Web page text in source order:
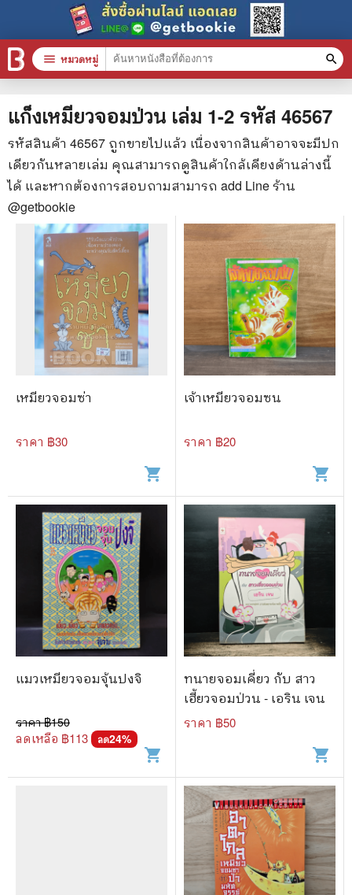
แก็งเหมียวจอมป่วน เล่ม 1-2 รหัส 46567
รหัสสินค้า 46567 ถูกขายไปแล้ว เนื่องจากสินค้าอาจจะมีปก
เดียวกันหลายเล่ม คุณสามารถดูสินค้าใกล้เคียงด้านล่างนี้
ได้ และหากต้องการสอบถามสามารถ add Line ร้าน
@getbookie
เหมียวจอมซ่า
ราคา ฿30
shopping_cart
เจ้าเหมียวจอมซน
ราคา ฿20
shopping_cart
แมวเหมียวจอมจุ้นปงจิ
ราคา ฿150
ลดเหลือ ฿113 ลด24%
shopping_cart
ทนายจอมเคี่ยว กับ สาว
เฮี้ยวจอมป่วน - เอริน เจน
ราคา ฿50
shopping_cart
menu หมวดหมู่ search
หมวดหมู่สินค้า clear
หนังสือทั้งหมด
stars สินค้าใช้เฉพาะแต้มเท่านั้น
📚 หนังสือทั่วไป
🦄 วรรณกรรม นิยาย เรื่องสั้น
🎓 การศึกษา
😼 หนังสือการ์ตูน
🐲 หนังสือเด็ก
🎲 Board Game